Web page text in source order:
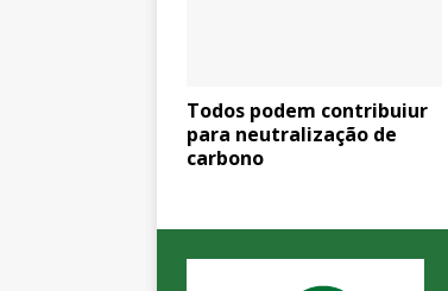
Todos podem contribuiur
para neutralização de
carbono